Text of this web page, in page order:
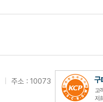
주소 : 10073